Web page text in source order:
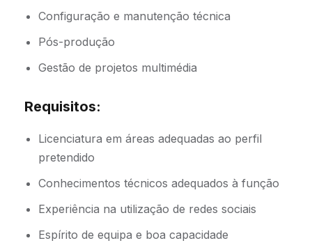
Configuração e manutenção técnica
Pós-produção
Gestão de projetos multimédia
Requisitos:
Licenciatura em áreas adequadas ao perfil
pretendido
Conhecimentos técnicos adequados à função
Experiência na utilização de redes sociais
Espírito de equipa e boa capacidade